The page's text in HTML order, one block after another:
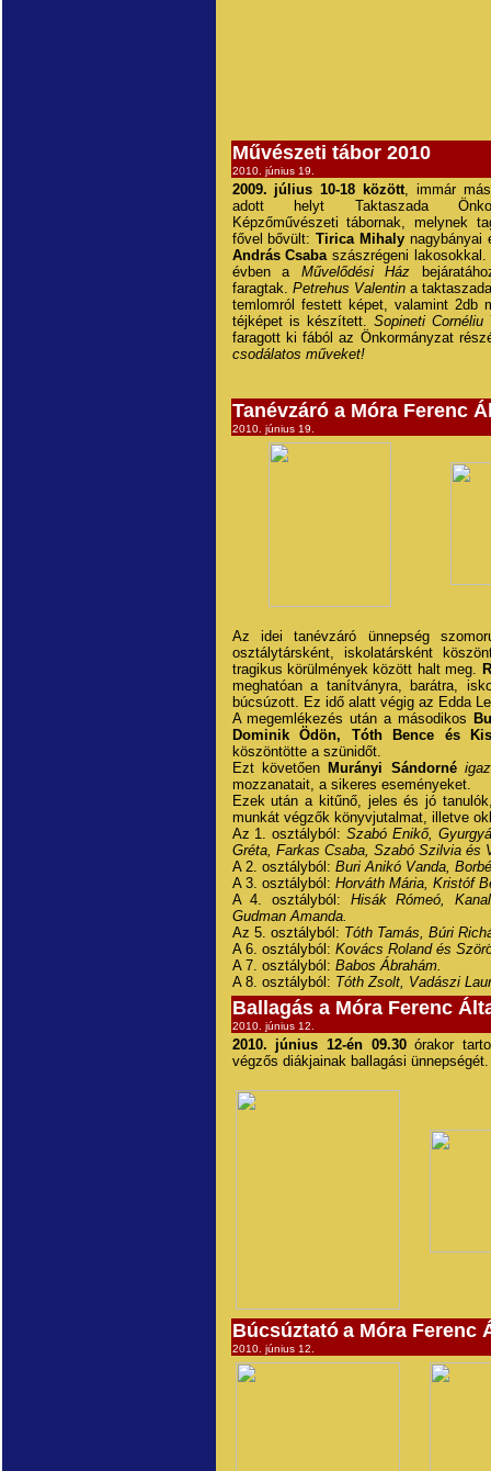
Művészeti tábor 2010
2010. június 19.
2009. július 10-18 között, immár
adott helyt Taktaszada
Képzőművészeti tábornak, melynek
fővel bővült:Tirica Mihaly nagybányai
András Csabaszászrégeni lakosokkal.
évben a Művelődési Ház
faragtak. Petrehus Valentina
temlomról festett képet, valamint 2db
téjképet is készített. Sopineti Cornéliu
faragott ki fából az Önkormányzat
csodálatos műveket!
Tanévzáró a Móra Ferenc
2010. június 19.
Az idei tanévzáró ünnepség
osztálytársként, iskolatársként
tragikus körülmények között halt meg.
meghatóan a tanítványra, barátra,
búcsúzott. Ez idő alatt végig az Edda
A megemlékezés után a másodikos
Dominik Ödön, Tóth Bence és
köszöntötte a szünidőt.
Ezt követően Murányi Sándorné
mozzanatait, a sikeres eseményeket.
Ezek után a kitűnő, jeles és jó
munkát végzők könyvjutalmat, illetve
Az 1. osztályból:Szabó Enikő,
Gréta, Farkas Csaba, Szabó Szilvia és
A 2. osztályból: Buri Anikó Vanda,
A 3. osztályból: Horváth Mária, Kristóf
A 4. osztályból: Hisák Rómeó,
Gudman Amanda.
Az 5. osztályból: Tóth Tamás, Búri
A 6. osztályból: Kovács Roland és
A 7. osztályból: Babos Ábrahám.
A 8. osztályból: Tóth Zsolt, Vadászi
Ballagás a Móra Ferenc
2010. június 12.
2010. június 12-én 09.30órakor
végzős diákjainak ballagási ünnepségét.
Búcsúztató a Móra Ferenc
2010. június 12.